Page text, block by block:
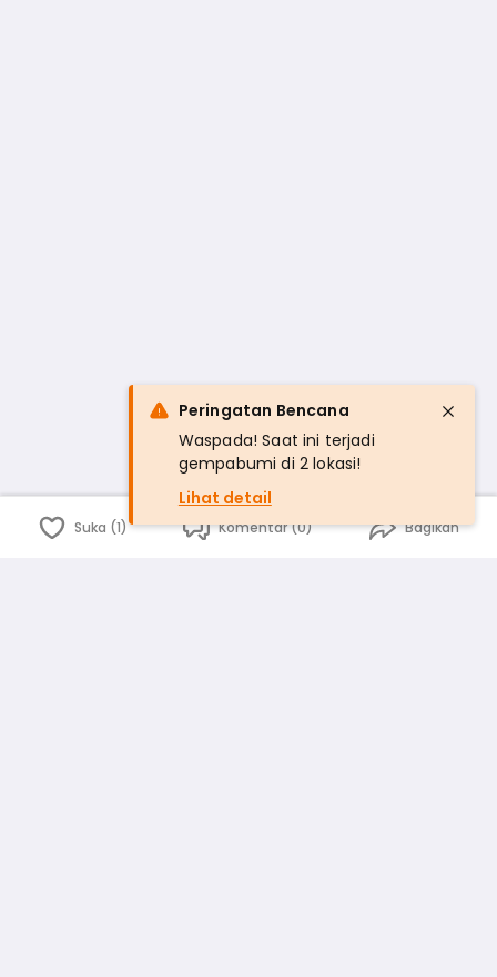
Suka (1) Komentar (0) Bagikan
Peringatan Bencana
Waspada! Saat ini terjadi
gempabumi di 2 lokasi!
Lihat detail